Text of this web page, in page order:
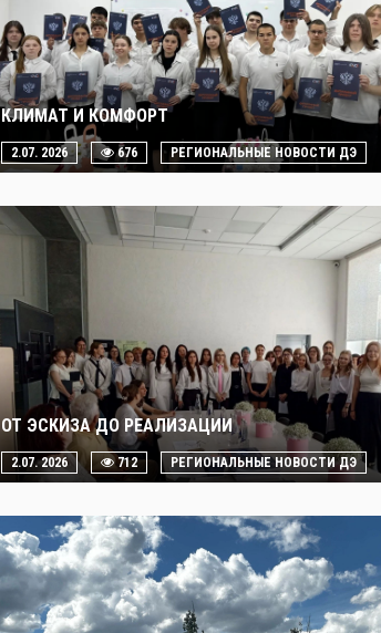
КЛИМАТ И КОМФОРТ
2.07. 2026 676 РЕГИОНАЛЬНЫЕ НОВОСТИ ДЭ
ОТ ЭСКИЗА ДО РЕАЛИЗАЦИИ
2.07. 2026 712 РЕГИОНАЛЬНЫЕ НОВОСТИ ДЭ